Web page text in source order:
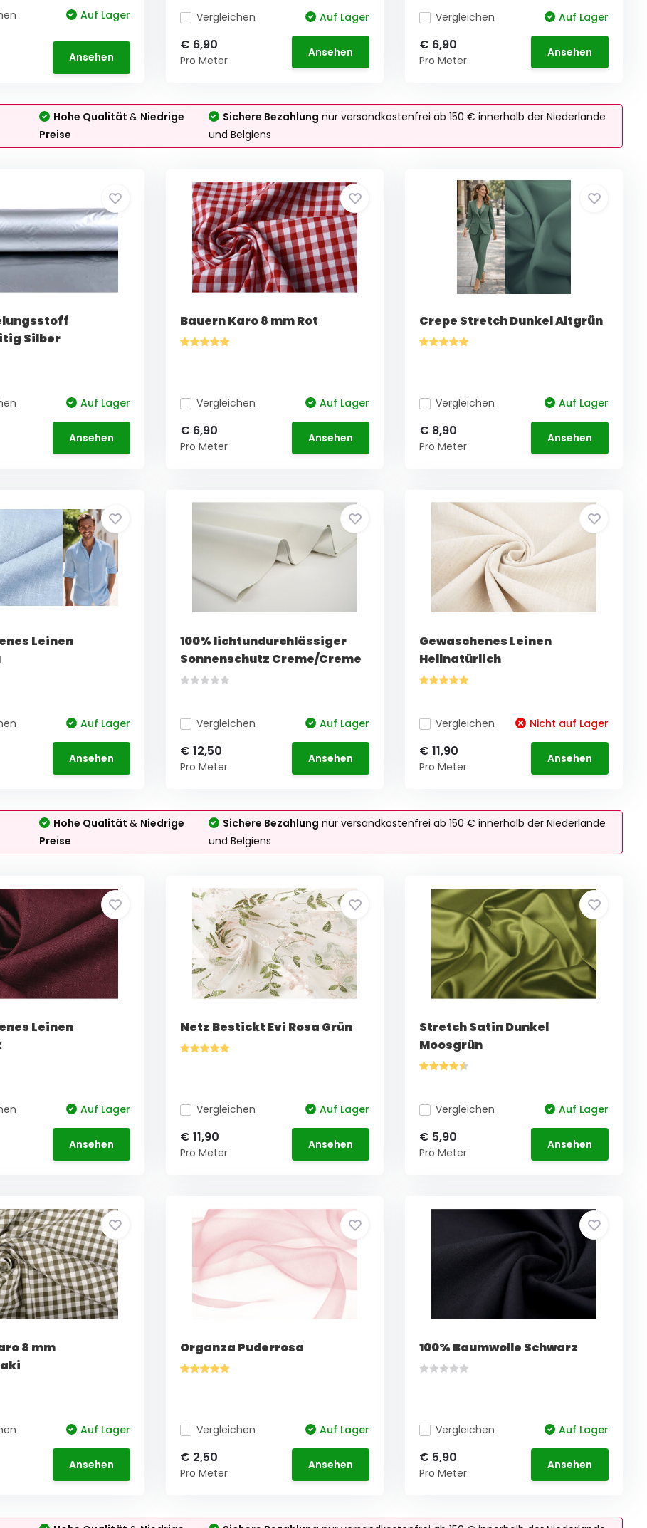
Auf Lager
Ansehen
Vergleichen Auf Lager
€ 6,90
Pro Meter
Ansehen
Vergleichen Auf Lager
€ 6,90
Pro Meter
Ansehen
Hohe Qualität& Niedrige
Preise
Sichere Bezahlung nur versandkostenfrei ab 150 € innerhalb der Niederlande
und Belgiens
Silber
Auf Lager
Ansehen
Bauern Karo 8 mm Rot
Vergleichen Auf Lager
€ 6,90
Pro Meter
Ansehen
Crepe Stretch Dunkel Altgrün
Vergleichen Auf Lager
€ 8,90
Pro Meter
Ansehen
Leinen
Auf Lager
Ansehen
100% lichtundurchlässiger
Sonnenschutz Creme/Creme
Vergleichen Auf Lager
€ 12,50
Pro Meter
Ansehen
Gewaschenes Leinen
Hellnatürlich
Vergleichen Nicht auf Lager
€ 11,90
Pro Meter
Ansehen
Hohe Qualität& Niedrige
Preise
Sichere Bezahlung nur versandkostenfrei ab 150 € innerhalb der Niederlande
und Belgiens
Leinen
Auf Lager
Ansehen
Netz Bestickt Evi Rosa Grün
Vergleichen Auf Lager
€ 11,90
Pro Meter
Ansehen
Stretch Satin Dunkel
Moosgrün
Vergleichen Auf Lager
€ 5,90
Pro Meter
Ansehen
8 mm
Auf Lager
Ansehen
Organza Puderrosa
Vergleichen Auf Lager
€ 2,50
Pro Meter
Ansehen
100% Baumwolle Schwarz
Vergleichen Auf Lager
€ 5,90
Pro Meter
Ansehen